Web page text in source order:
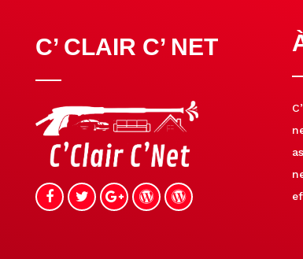
C’ CLAIR C’ NET